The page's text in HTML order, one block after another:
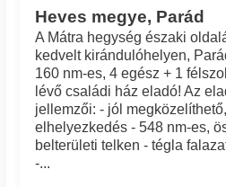
Heves megye, Parád
A Mátra hegység északi
kedvelt kirándulóhelyen,
160 nm-es, 4 egész + 1
lévő családi ház eladó! Az
jellemzői: - jól
elhelyezkedés - 548 nm-es,
belterületi telken - tégla
-...